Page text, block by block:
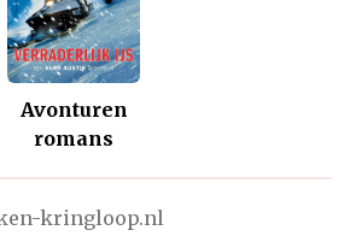
Avonturen
romans
kringloop.nl